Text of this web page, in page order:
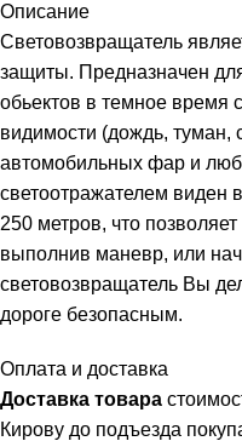
Описание
Световозвращатель
защиты. Предназначен
обьектов в темное время
видимости (дождь, туман,
автомобильных фар и
светоотражателем виден
250 метров, что
выполнив маневр, или
световозвращатель Вы
дороге безопасным.
Оплата и доставка
Доставка товара
Кирову до подъезда